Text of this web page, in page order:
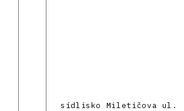
sídlisko Miletičova ul.